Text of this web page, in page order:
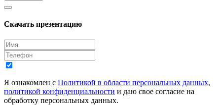
Скачать презентацию
Я ознакомлен с Политикой в области персональных данных,
политикой конфиденциальности и даю свое согласие на
обработку персональных данных.